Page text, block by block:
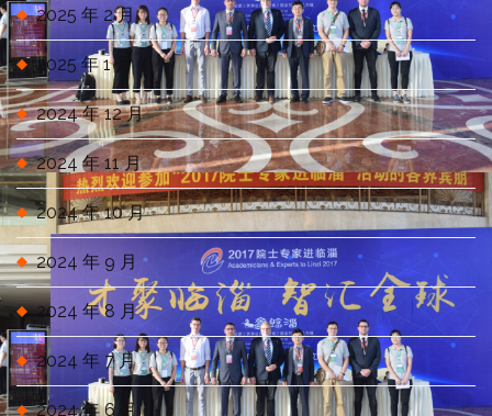
2025 年 2 月
2025 年 1 月
2024 年 12 月
2024 年 11 月
2024 年 10 月
2024 年 9 月
2024 年 8 月
2024 年 7 月
2024 年 6 月